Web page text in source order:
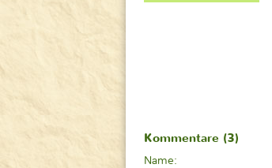
Kommentare (3)
Name: